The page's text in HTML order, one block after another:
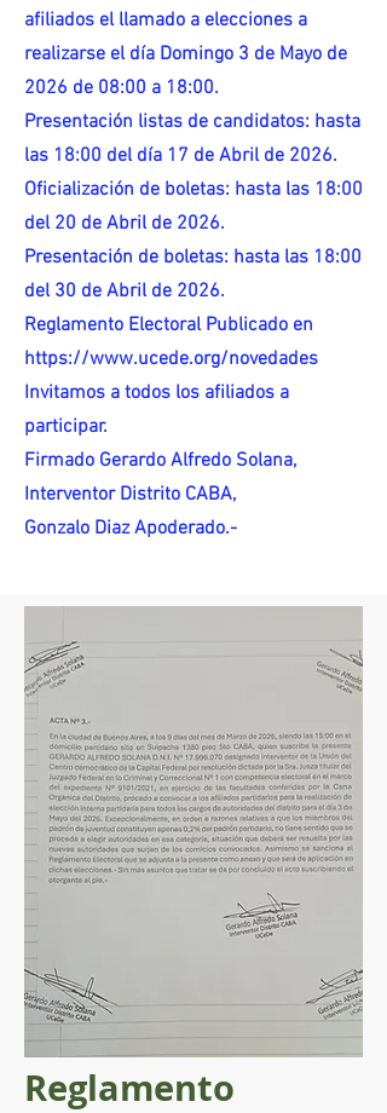
afiliados el llamado a elecciones a
realizarse el día Domingo 3 de Mayo de
2026 de 08:00 a 18:00.
Presentación listas de candidatos: hasta
las 18:00 del día 17 de Abril de 2026.
Oficialización de boletas: hasta las 18:00
del 20 de Abril de 2026.
Presentación de boletas: hasta las 18:00
del 30 de Abril de 2026.
Reglamento Electoral Publicado en
https://www.ucede.org/novedades
Invitamos a todos los afiliados a
participar.
Firmado Gerardo Alfredo Solana,
Interventor Distrito CABA,
Gonzalo Diaz Apoderado.-
Reglamento